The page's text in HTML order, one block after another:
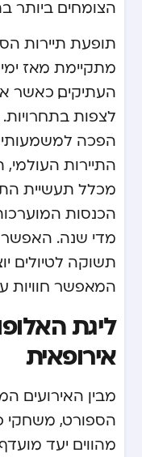
הצומחים ביותר
תופעת תיירות
מתקיימת מאז
העתיקים, כאשר
לצפות בתחרויות.
הפכה למשמעותית
מכלל תעשיית
הכנסות
מדי שנה.
תשוקה לטיולים
המאפשר חוויות
ליגת
אירופאית
מבין האירועים
הספורט, משחקי
מהווים יעד